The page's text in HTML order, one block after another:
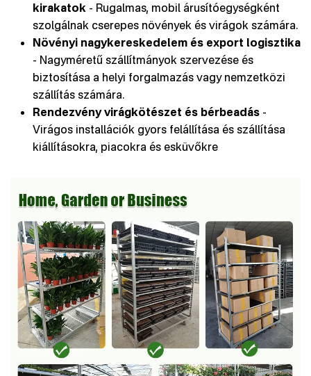
kirakatok - Rugalmas, mobil árusítóegységként
szolgálnak cserepes növények és virágok számára.
Növényi nagykereskedelem és export logisztika
- Nagyméretű szállítmányok szervezése és
biztosítása a helyi forgalmazás vagy nemzetközi
szállítás számára.
Rendezvény virágkötészet és bérbeadás -
Virágos installációk gyors felállítása és szállítása
kiállításokra, piacokra és esküvőkre